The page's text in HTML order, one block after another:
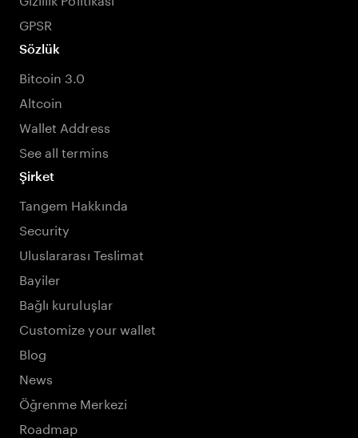
GPSR
Sözlük
Bitcoin 3.0
Altcoin
Wallet Address
See all termins
Şirket
Tangem Hakkında
Security
Uluslararası Teslimat
Bayiler
Bağlı kuruluşlar
Customize your wallet
Blog
News
Öğrenme Merkezi
Roadmap